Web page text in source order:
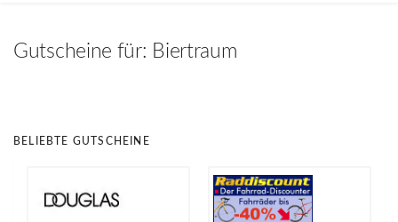
Gutscheine für: Biertraum
BELIEBTE GUTSCHEINE